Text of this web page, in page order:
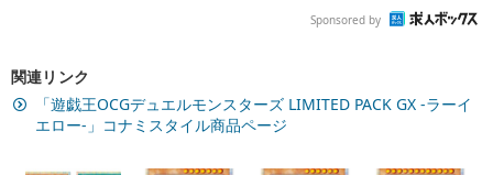
Sponsored by
関連リンク
「遊戯王OCGデュエルモンスターズ LIMITED PACK GX -ラーイ
エロー-」コナミスタイル商品ページ